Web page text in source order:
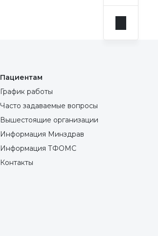
Пациентам
График работы
Часто задаваемые вопросы
Вышестоящие организации
Информация Минздрав
Информация ТФОМС
Контакты